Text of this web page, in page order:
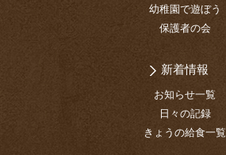
幼稚園で遊ぼう
保護者の会
新着情報
お知らせ一覧
日々の記録
きょうの給食一覧